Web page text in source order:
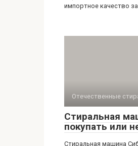
импортное качество
Отечественные
Стиральная
покупать или
Стиральная машина